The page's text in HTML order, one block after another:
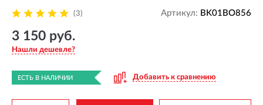
(3) Артикул: BK01BO856
3 150 руб.
Нашли дешевле?
ЕСТЬ В НАЛИЧИИ Добавить к сравнению